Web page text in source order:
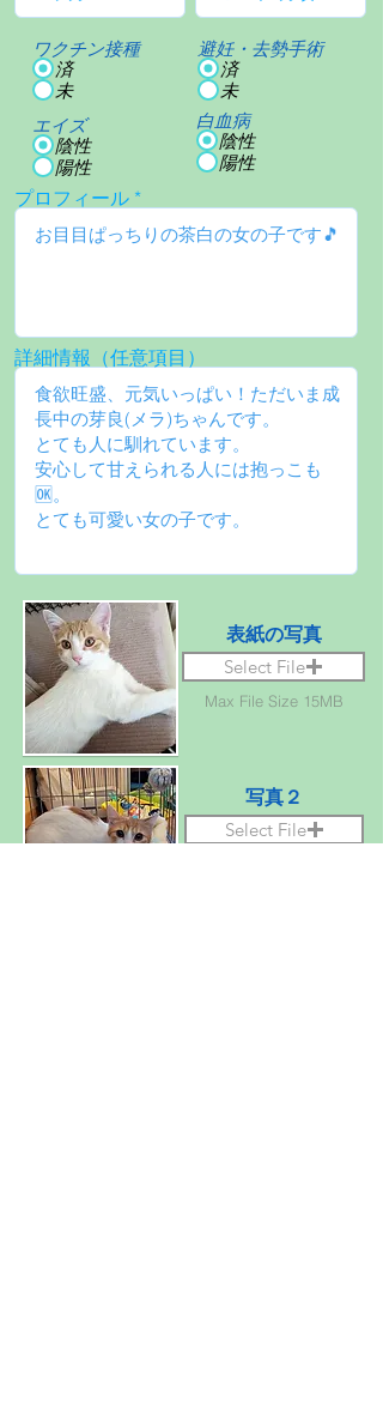
ワクチン接種
済
未
エイズ
陰性
陽性
避妊・去勢手術
済
未
白血病
陰性
陽性
プロフィール
詳細情報（任意項目）
表紙の写真
Select File
Max File Size 15MB
写真２
Select File